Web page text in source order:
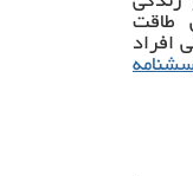
طاقت
افراد